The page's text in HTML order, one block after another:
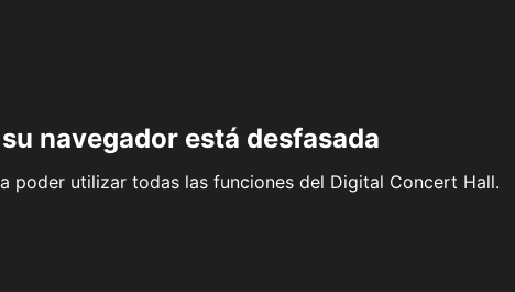
navegador está desfasada
poder utilizar todas las funciones del Digital Concert Hall.